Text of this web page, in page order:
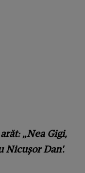
„Nea Gigi,
Nicușor Dan'.